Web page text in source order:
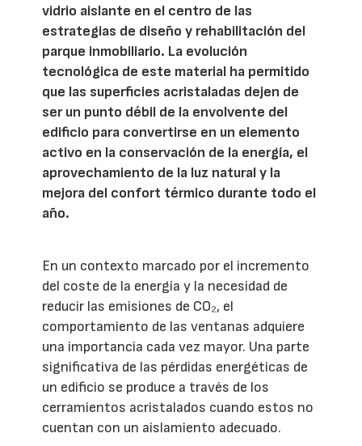
vidrio aislante en el centro de las
estrategias de diseño y rehabilitación del
parque inmobiliario. La evolución
tecnológica de este material ha permitido
que las superficies acristaladas dejen de
ser un punto débil de la envolvente del
edificio para convertirse en un elemento
activo en la conservación de la energía, el
aprovechamiento de la luz natural y la
mejora del confort térmico durante todo el
año.
En un contexto marcado por el incremento
del coste de la energía y la necesidad de
reducir las emisiones de CO₂, el
comportamiento de las ventanas adquiere
una importancia cada vez mayor. Una parte
significativa de las pérdidas energéticas de
un edificio se produce a través de los
cerramientos acristalados cuando estos no
cuentan con un aislamiento adecuado.